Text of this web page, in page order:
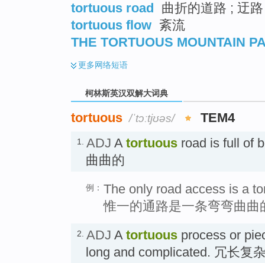
tortuous road
曲折的道路 ; 迂路
tortuous flow 紊流
THE TORTUOUS MOUNTAIN
更多网络短语
柯林斯英汉双解大词典
tortuous /ˈtɔːtjʊəs/ TEM4
1. ADJ A tortuous road is full of
曲曲的
例： The only road access is a
惟一的通路是一条弯弯曲曲
2. ADJ A tortuous process or
long and complicated. 冗长复